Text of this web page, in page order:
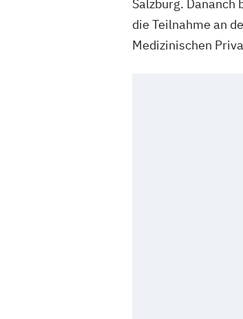
Salzburg.
die Teilnahme an
Medizinischen